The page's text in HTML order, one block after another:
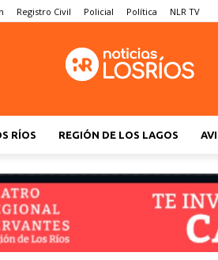
Registro Civil Policial Política NLR TV
RÍOS REGIÓN DE LOS LAGOS